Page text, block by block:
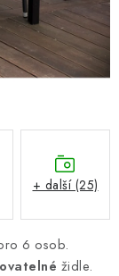
6 osob.
židle.
+ další (25)